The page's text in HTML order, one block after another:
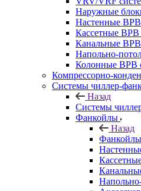
Наружные
Настенные
Кассетные ВРВ
Канальные
Напольно-
Колонные ВРВ
Компрессорно-
Системы чиллер-
Назад
Системы
Фанкойлы
Назад
Фанкойлы